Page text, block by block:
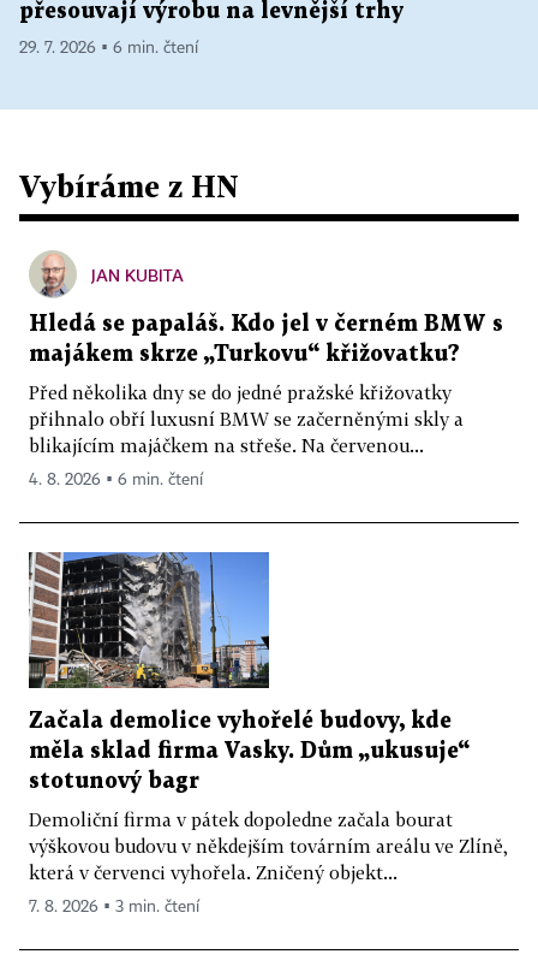
přesouvají výrobu na levnější trhy
29. 7. 2026 ▪ 6 min. čtení
Vybíráme z HN
JAN KUBITA
Hledá se papaláš. Kdo jel v černém BMW s
majákem skrze „Turkovu“ křižovatku?
Před několika dny se do jedné pražské křižovatky
přihnalo obří luxusní BMW se začerněnými skly a
blikajícím majáčkem na střeše. Na červenou...
4. 8. 2026 ▪ 6 min. čtení
Začala demolice vyhořelé budovy, kde
měla sklad firma Vasky. Dům „ukusuje“
stotunový bagr
Demoliční firma v pátek dopoledne začala bourat
výškovou budovu v někdejším továrním areálu ve Zlíně,
která v červenci vyhořela. Zničený objekt...
7. 8. 2026 ▪ 3 min. čtení